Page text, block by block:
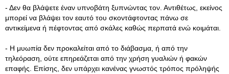
- Δεν θα βλάψετε έναν υπνοβάτη ξυπνώντας τον. Αντιθέτως, εκείνος
μπορεί να βλάψει τον εαυτό του σκοντάφτοντας πάνω σε
αντικείμενα ή πέφτοντας από σκάλες καθώς περπατά ενώ κοιμάται.
- Η μυωπία δεν προκαλείται από το διάβασμα, ή από την
τηλεόραση, ούτε επηρεάζεται από την χρήση γυαλιών ή φακών
επαφής. Επίσης, δεν υπάρχει κανένας γνωστός τρόπος πρόληψής